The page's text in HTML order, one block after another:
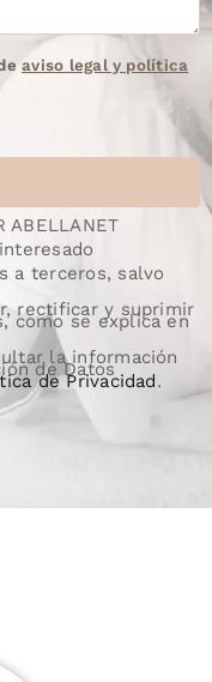
aviso legal y política
ABELLANET
a terceros, salvo
rectificar y suprimir
como se explica en
la información
de Datos
de Privacidad .